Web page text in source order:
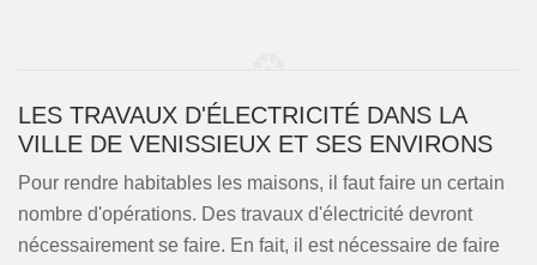
LES TRAVAUX D'ÉLECTRICITÉ DANS LA
VILLE DE VENISSIEUX ET SES ENVIRONS
Pour rendre habitables les maisons, il faut faire un certain
nombre d'opérations. Des travaux d'électricité devront
nécessairement se faire. En fait, il est nécessaire de faire